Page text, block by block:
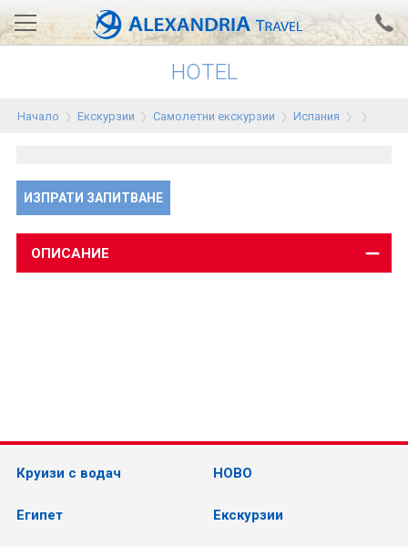
Проверка на резервация
АЛЕКСАНДРИЯ хотели
Турция
Гърция
Египет
HOTEL
Начало Екскурзии Самолетни екскурзии Испания
ИЗПРАТИ ЗАПИТВАНЕ
ОПИСАНИЕ
Круизи с водач НОВО
Египет Екскурзии